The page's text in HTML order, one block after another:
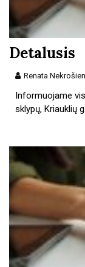
Detalusis
Renata
Informuojame
sklypų, Kriauklių